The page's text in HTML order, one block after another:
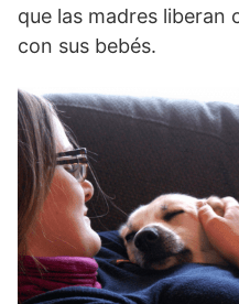
que las madres liberan
con sus bebés.